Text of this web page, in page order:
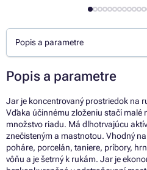
Popis a parametre
Popis a parametre
Jar je koncentrovaný prostriedok na
Vďaka účinnému zloženiu stačí malé
množstvo riadu. Má dlhotrvajúcu
znečisteným a mastnotou. Vhodný
poháre, porcelán, taniere, príbory,
vôňu a je šetrný k rukám. Jar je